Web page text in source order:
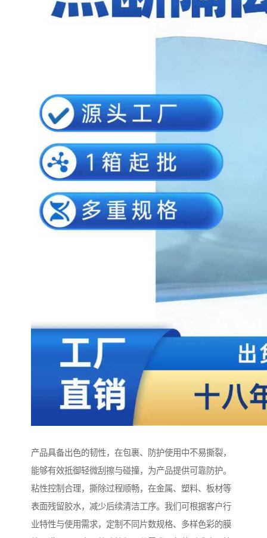
产品具备出色的韧性，在包裹、防护使用中不易撕裂，
能够有效抵御轻微刮擦与碰撞，为产品提供可靠防护。
粘性控制合理，撕除过程顺畅，在金属、塑料、板材等
表面残留胶水，减少后续清洁工序。我们可根据客户行
业特性与使用需求，定制不同片数规格、多样色彩的膜